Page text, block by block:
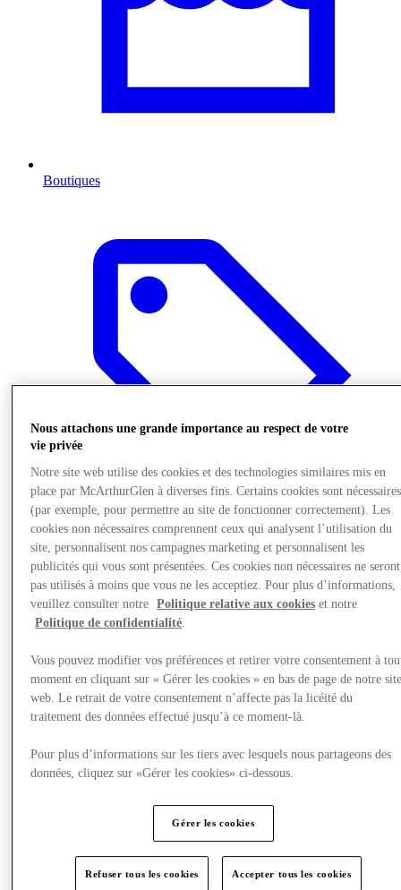
Boutiques
Offres
Nous attachons une grande importance au respect de votre
vie privée
Notre site web utilise des cookies et des technologies similaires mis en
place par McArthurGlen à diverses fins. Certains cookies sont nécessaires
(par exemple, pour permettre au site de fonctionner correctement). Les
cookies non nécessaires comprennent ceux qui analysent l’utilisation du
site, personnalisent nos campagnes marketing et personnalisent les
publicités qui vous sont présentées. Ces cookies non nécessaires ne seront
pas utilisés à moins que vous ne les acceptiez. Pour plus d’informations,
veuillez consulter notre
Politique relative aux cookies et notre
Politique de confidentialité
Vous pouvez modifier vos préférences et retirer votre consentement à
moment en cliquant sur « Gérer les cookies » en bas de page de notre
web. Le retrait de votre consentement n’affecte pas la licéité du
traitement des données effectué jusqu’à ce moment-là.
Pour plus d’informations sur les tiers avec lesquels nous partageons des
données, cliquez sur «Gérer les cookies» ci-dessous.
Gérer les cookies
Refuser tous les cookies Accepter tous les cookies